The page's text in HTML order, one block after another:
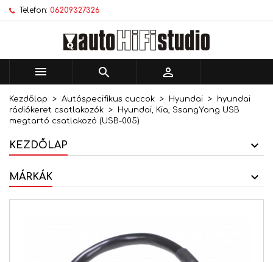
Telefon: 06209327326
  
Kezdőlap Autóspecifikus cuccok Hyundai
hyundai
rádiókeret csatlakozók
Hyundai, Kia, SsangYong USB
megtartó csatlakozó (USB-005)
KEZDŐLAP
MÁRKÁK
Kívánságlistáim ×
Új lista létrehozása
Kívánságlista létrehozása ×
Kívánságlista neve
Mégsem Kívánságlista létrehozása
Bejelentkezés ×
történő mentéséhez.
Mégsem Bejelentkezés